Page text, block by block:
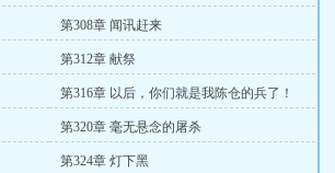
第308章 闻讯赶来
第312章 献祭
第316章 以后，你们就是我陈仓的兵了！
第320章 毫无悬念的屠杀
第324章 灯下黑